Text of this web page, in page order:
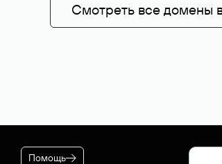
Смотреть все домены
Помощь